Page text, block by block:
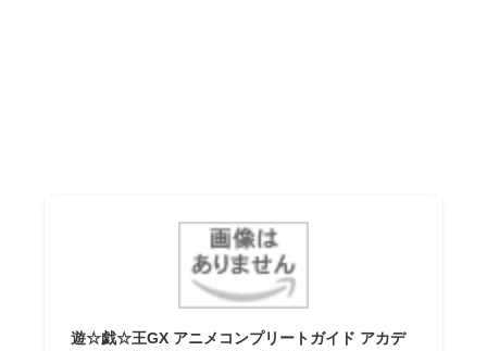
遊☆戯☆王GX アニメコンプリートガイド アカデ